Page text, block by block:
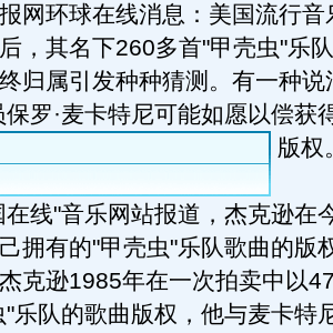
环球在线消息：美国流行音
，其名下260多首"甲壳虫"乐
归属引发种种猜测。有一种说
保罗·麦卡特尼可能如愿以偿获
版权
"音乐网站报道，杰克逊在
拥有的"甲壳虫"乐队歌曲的版
克逊1985年在一次拍卖中以
乐队的歌曲版权，他与麦卡特